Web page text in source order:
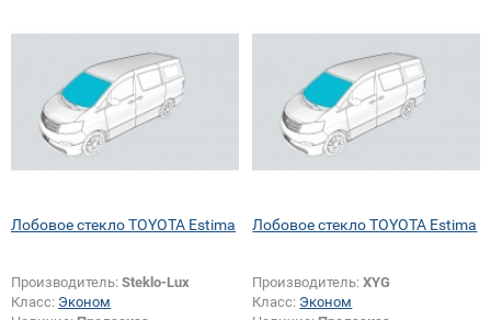
Лобовое стекло TOYOTA Estima
Производитель: Steklo-Lux
Класс: Эконом
Лобовое стекло TOYOTA Estima
Производитель:XYG
Класс: Эконом